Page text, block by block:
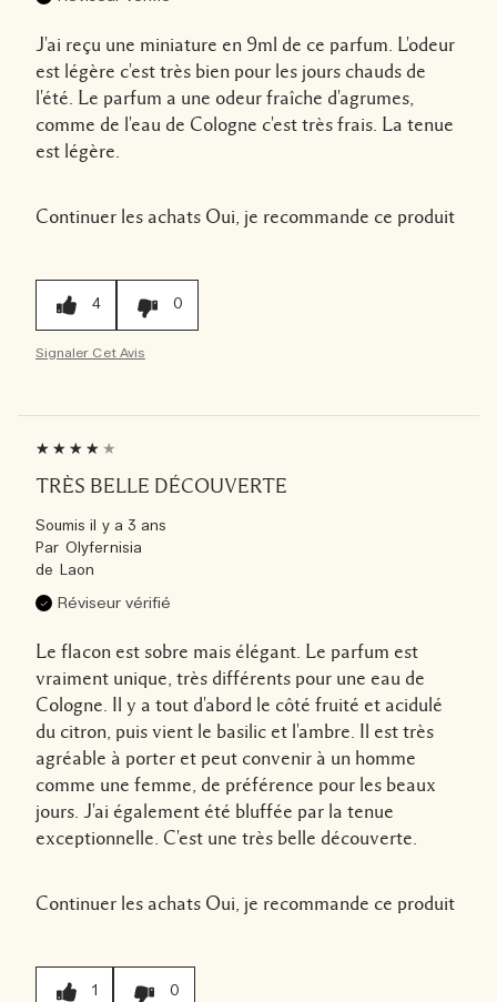
J'ai reçu une miniature en 9ml de ce parfum. L'odeur
est légère c'est très bien pour les jours chauds de
l'été. Le parfum a une odeur fraîche d'agrumes,
comme de l'eau de Cologne c'est très frais. La tenue
est légère.
Continuer les achats Oui, je recommande ce produit
4 0
Signaler Cet Avis
TRÈS BELLE DÉCOUVERTE
Soumisil y a 3 ans
Par Olyfernisia
de Laon
Réviseur vérifié
Le flacon est sobre mais élégant. Le parfum est
vraiment unique, très différents pour une eau de
Cologne. Il y a tout d'abord le côté fruité et acidulé
du citron, puis vient le basilic et l'ambre. Il est très
agréable à porter et peut convenir à un homme
comme une femme, de préférence pour les beaux
jours. J'ai également été bluffée par la tenue
exceptionnelle. C'est une très belle découverte.
Continuer les achats Oui, je recommande ce produit
1 0